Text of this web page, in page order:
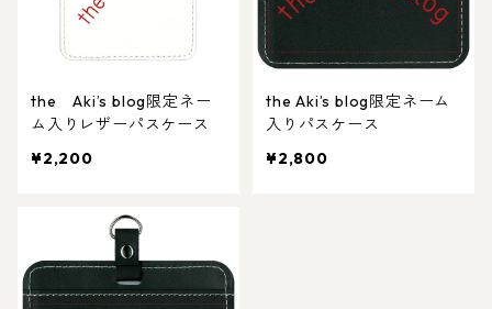
the Aki’s blog限定ネー
ム入りレザーパスケース
¥2,200
the Aki’s blog限定ネーム
入りパスケース
¥2,800